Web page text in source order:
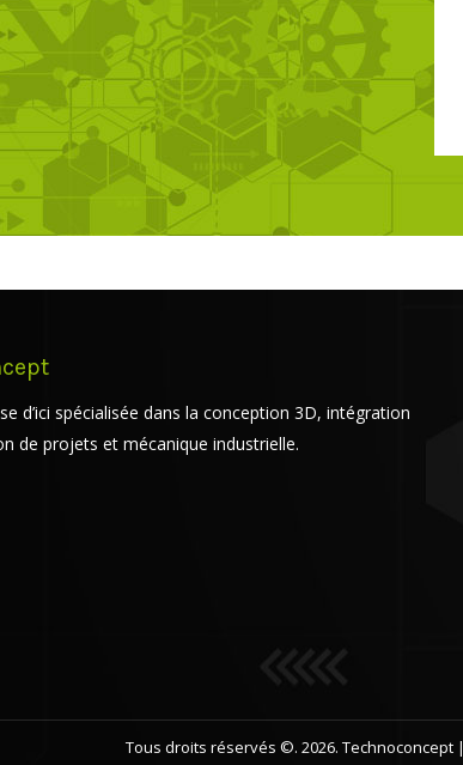
d’ici spécialisée dans la conception 3D, intégration
de projets et mécanique industrielle.
Tous droits réservés ©. 2026. Technoconcept |